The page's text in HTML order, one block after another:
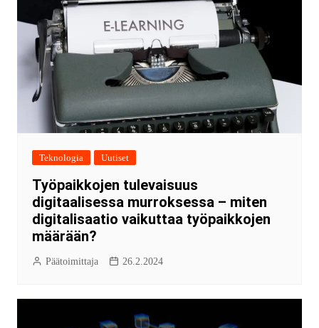
Teknologia Uutiset
Työpaikkojen tulevaisuus
digitaalisessa murroksessa – miten
digitalisaatio vaikuttaa työpaikkojen
määrään?
Päätoimittaja 26.2.2024